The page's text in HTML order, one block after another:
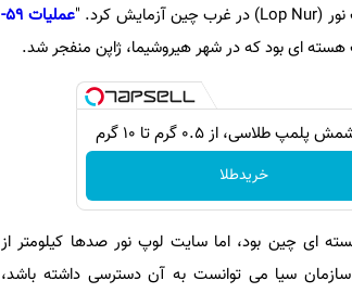
عملیات 59-
طلاسی، از ۰.۵ گرم تا ۱۰ گرم
خریدطلا
ای چین بود، اما سایت لوپ نور صدها کیلومتر از
سیا می توانست به آن دسترسی داشته باشد،